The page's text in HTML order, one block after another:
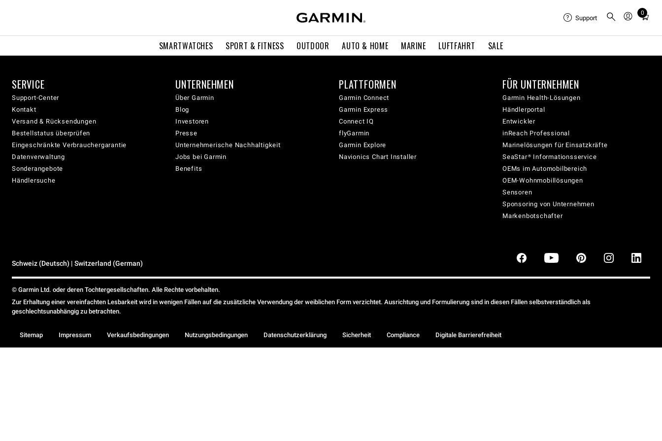
SMARTWATCHES SPORT & FITNESS OUTDOOR AUTO & HOME MARINE LUFTFAHRT SALE
Support
0
Total
cart:
SERVICE
Support-Center
Kontakt
Versand & Rücksendungen
Bestellstatus überprüfen
Eingeschränkte Verbrauchergarantie
Datenverwaltung
Sonderangebote
Händlersuche
UNTERNEHMEN
Über Garmin
Blog
Investoren
Presse
Unternehmerische Nachhaltigkeit
Jobs bei Garmin
Benefits
PLATTFORMEN
Garmin Connect
Garmin Express
Connect IQ
flyGarmin
Garmin Explore
Navionics Chart Installer
FÜR UNTERNEHMEN
Garmin Health-Lösungen
Händlerportal
Entwickler
inReach Professional
Marinelösungen für Einsatzkräfte
SeaStar® Informationsservice
OEMs im Automobilbereich
OEM-Wohnmobillösungen
Sensoren
Sponsoring von Unternehmen
Markenbotschafter
Schweiz (Deutsch) | Switzerland (German)
© Garmin Ltd. oder deren Tochtergesellschaften. Alle Rechte vorbehalten.
Zur Erhaltung einer vereinfachten Lesbarkeit wird in wenigen Fällen auf die zusätzliche Verwendung der weiblichen Form verzichtet. Ausrichtung und Formulierung sind in diesen Fällen selbstverständlich als
geschlechtsunabhängig zu betrachten.
Sitemap Impressum Verkaufsbedingungen Nutzungsbedingungen Datenschutzerklärung Sicherheit Compliance Digitale Barrierefreiheit